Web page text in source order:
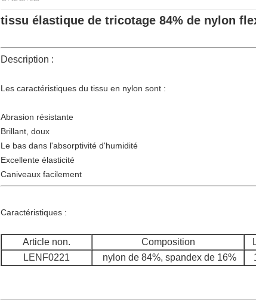
tissu élastique de tricotage 84% de nylon
Description :
Les caractéristiques du tissu en nylon sont :
Abrasion résistante
Brillant, doux
Le bas dans l'absorptivité d'humidité
Excellente élasticité
Caniveaux facilement
Caractéristiques :
Article non. Composition
LENF0221
nylon de 84%, spandex de 16%